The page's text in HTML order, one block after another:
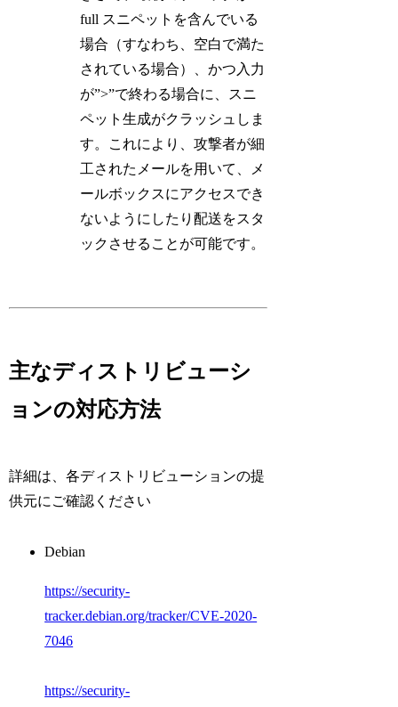
full スニペットを含んでいる
場合（すなわち、空白で満た
されている場合）、かつ入力
が”>”で終わる場合に、スニ
ペット生成がクラッシュしま
す。これにより、攻撃者が細
工されたメールを用いて、メ
ールボックスにアクセスでき
ないようにしたり配送をスタ
ックさせることが可能です。
主なディストリビューシ
ョンの対応方法
詳細は、各ディストリビューションの提
供元にご確認ください
Debian
https://security-
tracker.debian.org/tracker/CVE-2020-
7046
https://security-